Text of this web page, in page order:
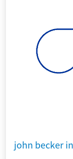
john becker